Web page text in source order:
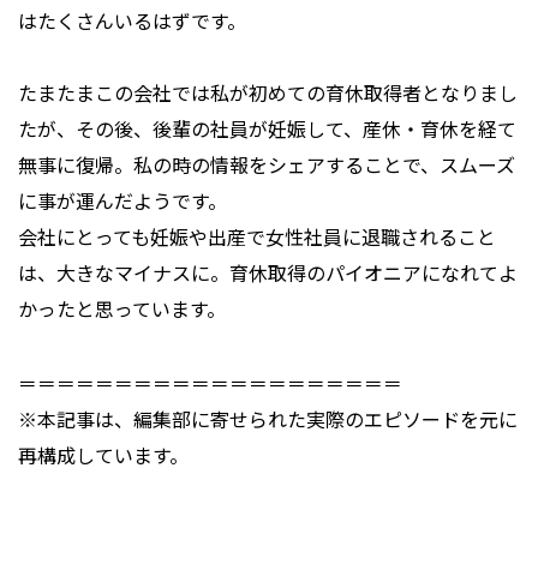
はたくさんいるはずです。
たまたまこの会社では私が初めての育休取得者となりまし
たが、その後、後輩の社員が妊娠して、産休・育休を経て
無事に復帰。私の時の情報をシェアすることで、スムーズ
に事が運んだようです。
会社にとっても妊娠や出産で女性社員に退職されること
は、大きなマイナスに。育休取得のパイオニアになれてよ
かったと思っています。
＝＝＝＝＝＝＝＝＝＝＝＝＝＝＝＝＝＝＝＝
※本記事は、編集部に寄せられた実際のエピソードを元に
再構成しています。